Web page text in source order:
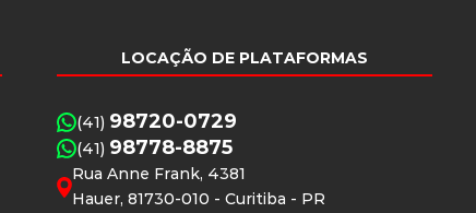
LOCAÇÃO DE PLATAFORMAS
(41) 98720-0729
(41) 98778-8875
Rua Anne Frank, 4381
Hauer, 81730-010 - Curitiba - PR